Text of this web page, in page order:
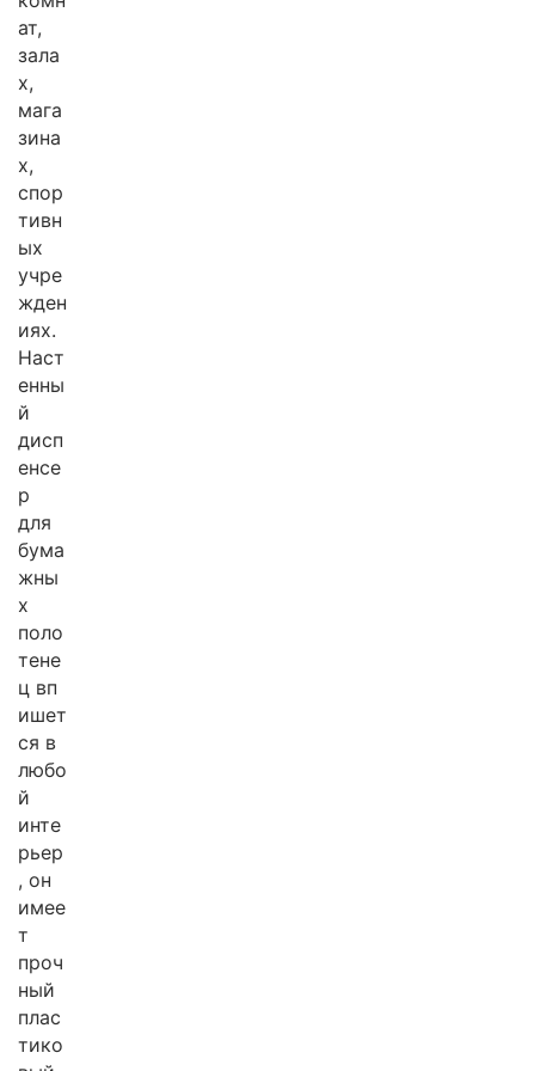
ат,
зала
х,
мага
зина
х,
спор
тивн
ых
учре
жден
иях.
Наст
енны
й
дисп
енсе
р
для
бума
жны
х
поло
тене
ц вп
ишет
ся в
любо
й
инте
рьер
, он
имее
т
проч
ный
плас
тико